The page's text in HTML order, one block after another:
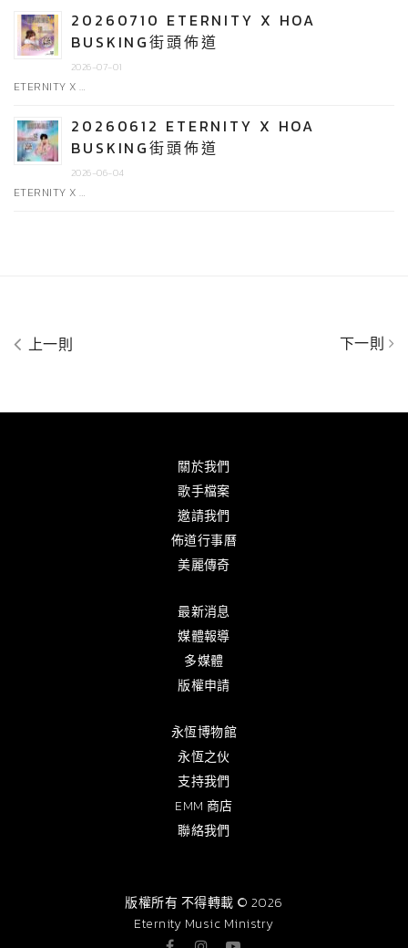
20260710 ETERNITY X HOA
BUSKING街頭佈道
2026-07-01
ETERNITY X …
20260612 ETERNITY X HOA
BUSKING街頭佈道
2026-06-04
ETERNITY X …
上一則 下一則
關於我們
歌手檔案
邀請我們
佈道行事曆
美麗傳奇
最新消息
媒體報導
多媒體
版權申請
永恆博物館
永恆之伙
支持我們
EMM 商店
聯絡我們
版權所有 不得轉載 © 2026
Eternity Music Ministry